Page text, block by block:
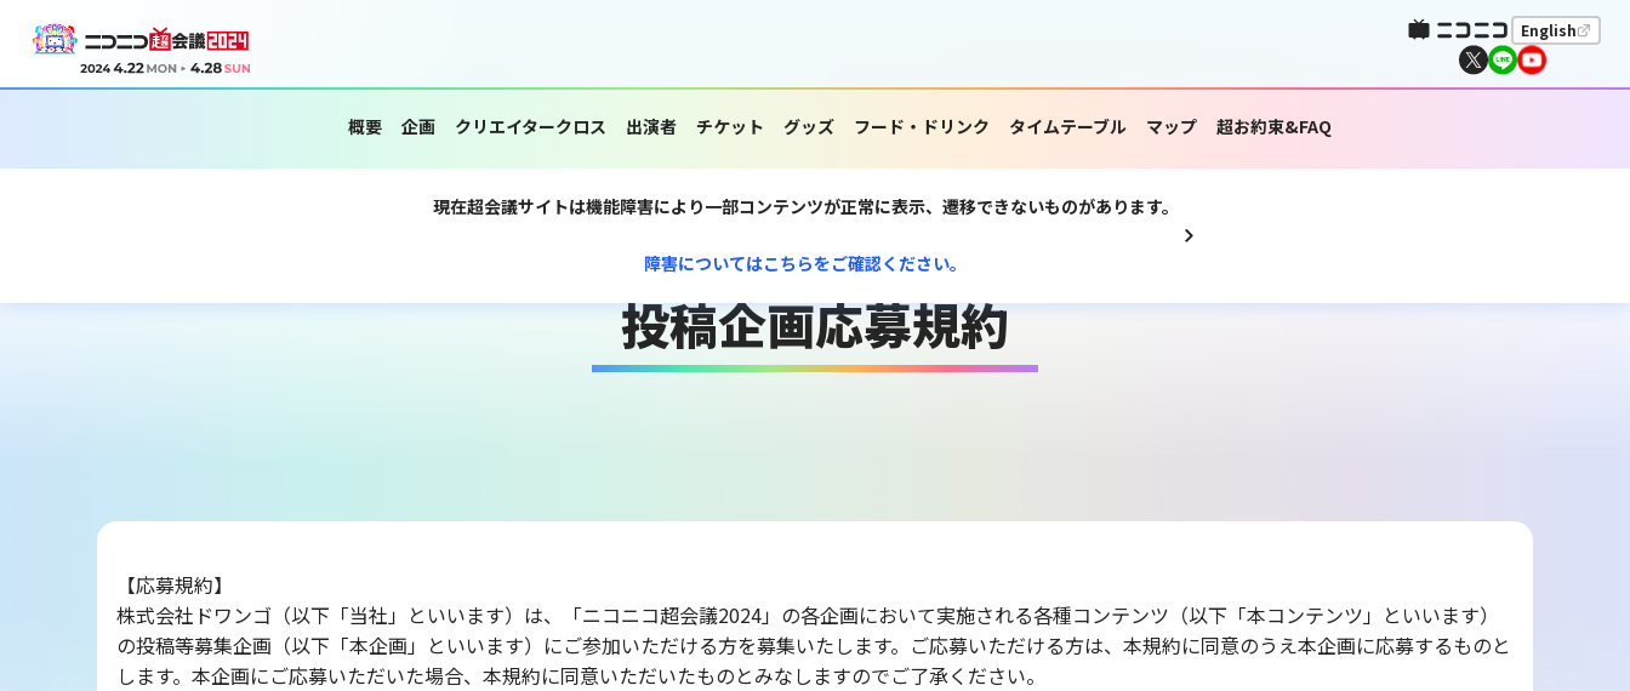
English
概要 企画 クリエイタークロス 出演者 チケット グッズ フード・ドリンク タイムテーブル マップ 超お約束&FAQ
現在超会議サイトは機能障害により一部コンテンツが正常に表示、遷移できないものがあります。
障害についてはこちらをご確認ください。
投稿企画応募規約
【応募規約】
株式会社ドワンゴ（以下「当社」といいます）は、「ニコニコ超会議2024」の各企画において実施される各種コンテンツ（以下「本コンテンツ」といいます）
の投稿等募集企画（以下「本企画」といいます）にご参加いただける方を募集いたします。ご応募いただける方は、本規約に同意のうえ本企画に応募するものと
します。本企画にご応募いただいた場合、本規約に同意いただいたものとみなしますのでご了承ください。